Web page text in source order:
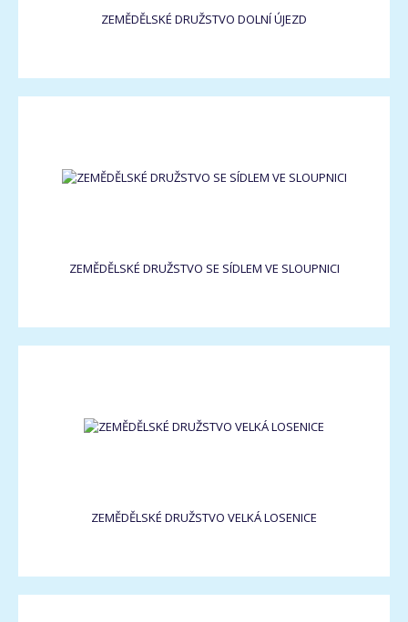
ZEMĚDĚLSKÉ DRUŽSTVO DOLNÍ ÚJEZD
ZEMĚDĚLSKÉ DRUŽSTVO SE SÍDLEM VE SLOUPNICI
ZEMĚDĚLSKÉ DRUŽSTVO VELKÁ LOSENICE